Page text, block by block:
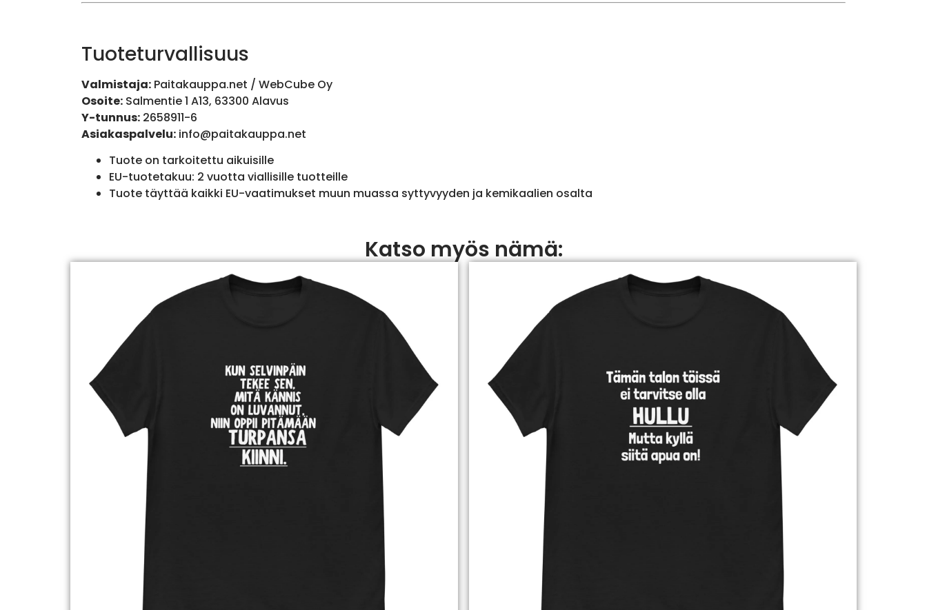
Tuoteturvallisuus
Valmistaja:Paitakauppa.net / WebCube Oy
Osoite:Salmentie 1 A13, 63300 Alavus
Y-tunnus:2658911-6
Asiakaspalvelu: info@paitakauppa.net
Tuote on tarkoitettu aikuisille
EU-tuotetakuu: 2 vuotta viallisille tuotteille
Tuote täyttää kaikki EU-vaatimukset muun muassa syttyvyyden ja kemikaalien osalta
Katso myös nämä: